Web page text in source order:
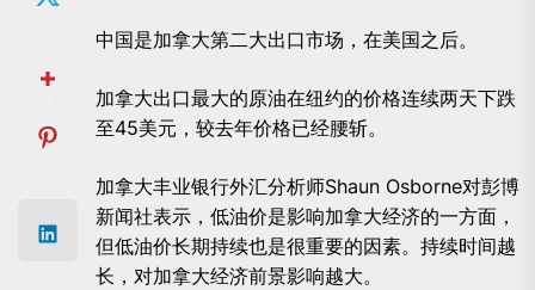
中国是加拿大第二大出口市场，在美国之后。
加拿大出口最大的原油在纽约的价格连续两天下跌
至45美元，较去年价格已经腰斩。
加拿大丰业银行外汇分析师Shaun Osborne对彭博
新闻社表示，低油价是影响加拿大经济的一方面，
但低油价长期持续也是很重要的因素。持续时间越
长，对加拿大经济前景影响越大。